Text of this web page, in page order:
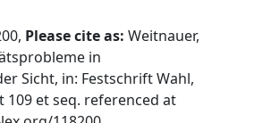
Please cite as: Weitnauer,
in
Sicht, in: Festschrift Wahl,
109 et seq. referenced at